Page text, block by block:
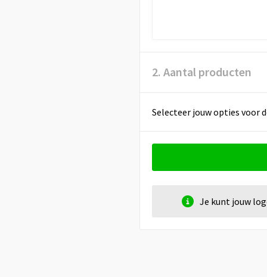
2. Aantal producten
Selecteer jouw opties voor
Je kunt jouw